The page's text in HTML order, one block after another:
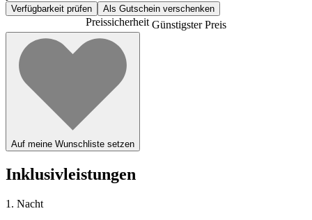
Verfügbarkeit prüfen Als Gutschein verschenken
PreissicherheitGünstigster Preis
Auf meine Wunschliste setzen
Inklusivleistungen
1. Nacht